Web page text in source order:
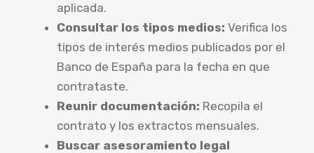
aplicada.
Consultar los tipos medios: Verifica los
tipos de interés medios publicados por el
Banco de España para la fecha en que
contrataste.
Reunir documentación: Recopila el
contrato y los extractos mensuales.
Buscar asesoramiento legal